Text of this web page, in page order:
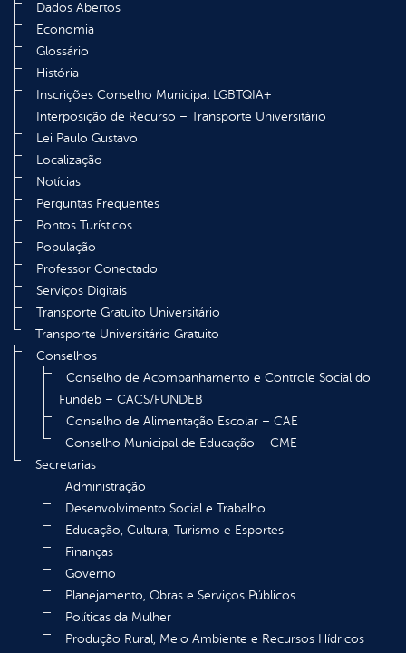
Dados Abertos
Economia
Glossário
História
Inscrições Conselho Municipal LGBTQIA+
Interposição de Recurso – Transporte Universitário
Lei Paulo Gustavo
Localização
Notícias
Perguntas Frequentes
Pontos Turísticos
População
Professor Conectado
Serviços Digitais
Transporte Gratuito Universitário
Transporte Universitário Gratuito
Conselhos
Conselho de Acompanhamento e Controle Social do
Fundeb – CACS/FUNDEB
Conselho de Alimentação Escolar – CAE
Conselho Municipal de Educação – CME
Secretarias
Administração
Desenvolvimento Social e Trabalho
Educação, Cultura, Turismo e Esportes
Finanças
Governo
Planejamento, Obras e Serviços Públicos
Políticas da Mulher
Produção Rural, Meio Ambiente e Recursos Hídricos